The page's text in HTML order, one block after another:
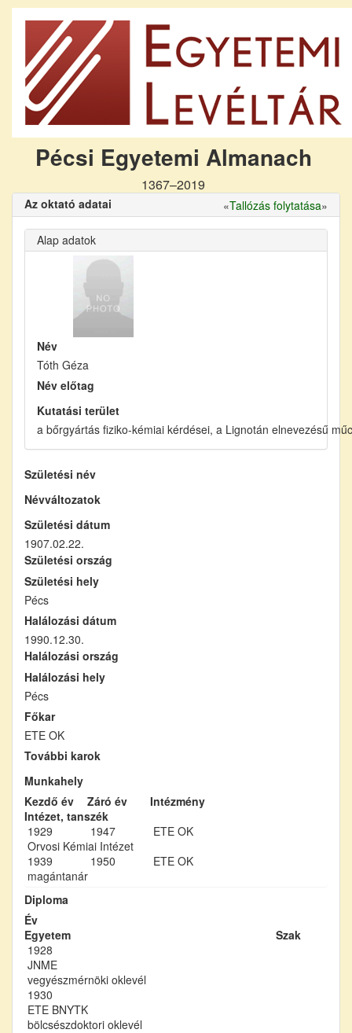
Pécsi Egyetemi Almanach
1367–2019
Az oktató adatai «Tallózás folytatása»
Alap adatok
Név
Tóth Géza
Név előtag
Kutatási terület
a bőrgyártás fiziko-kémiai kérdései, a Lignotán elnevezésű
Születési név
Névváltozatok
Születési dátum
1907.02.22.
Születési ország
Születési hely
Pécs
Halálozási dátum
1990.12.30.
Halálozási ország
Halálozási hely
Pécs
Főkar
ETE OK
További karok
Munkahely
Kezdő év
Záró év
Intézmény
Intézet, tanszék
1929
1947
ETE OK
Orvosi Kémiai Intézet
1939
1950
ETE OK
magántanár
Diploma
Év
Egyetem
Szak
1928
JNME
vegyészmérnöki oklevél
1930
ETE BNYTK
bölcsészdoktori oklevél